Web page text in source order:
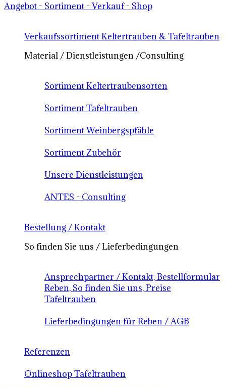
Angebot - Sortiment - Verkauf - Shop
Verkaufssortiment Keltertrauben & Tafeltrauben
Material / Dienstleistungen /Consulting
Sortiment Keltertraubensorten
Sortiment Tafeltrauben
Sortiment Weinbergspfähle
Sortiment Zubehör
Unsere Dienstleistungen
ANTES - Consulting
Bestellung / Kontakt
So finden Sie uns / Lieferbedingungen
Ansprechpartner / Kontakt, Bestellformular
Reben, So finden Sie uns, Preise
Tafeltrauben
Lieferbedingungen für Reben / AGB
Referenzen
Onlineshop Tafeltrauben